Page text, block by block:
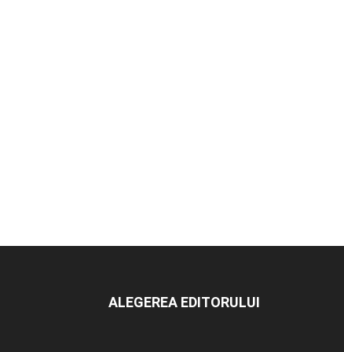
ALEGEREA EDITORULUI